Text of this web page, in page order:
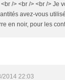
<br /> <br /> <br /> Je
avez-vous
en noir, pour les
2014 22:03